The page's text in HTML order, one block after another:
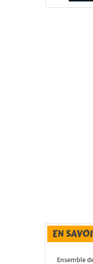
EN
Ensemble